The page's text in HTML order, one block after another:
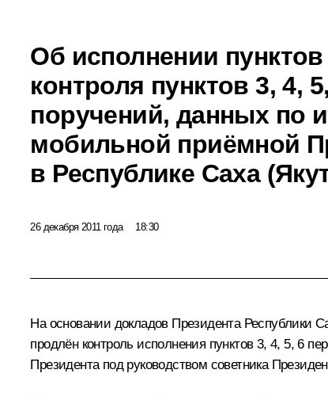
Об исполнении
контроля пунктов 3, 4,
поручений, данных по
мобильной приёмной
в Республике Саха
26 декабря 2011 года 18:30
На основании докладов Президента Республики
продлён контроль исполнения пунктов 3, 4, 5, 6
Президента под руководством советника